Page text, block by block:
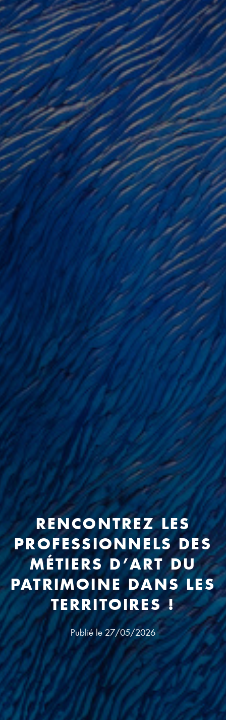
RENCONTREZ LES
PROFESSIONNELS DES
MÉTIERS D’ART DU
PATRIMOINE DANS LES
TERRITOIRES !
Publié le27/05/2026